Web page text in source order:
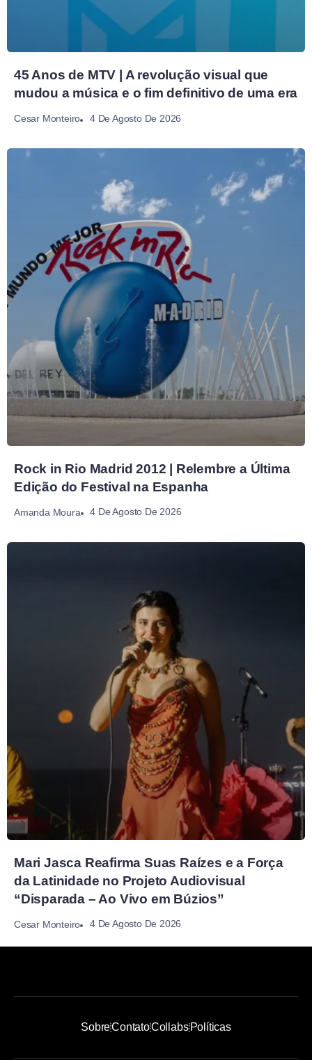
45 Anos de MTV | A revolução visual que
mudou a música e o fim definitivo de uma era
Cesar Monteiro 4 De Agosto De 2026
Rock in Rio Madrid 2012 | Relembre a Última
Edição do Festival na Espanha
Amanda Moura 4 De Agosto De 2026
Mari Jasca Reafirma Suas Raízes e a Força
da Latinidade no Projeto Audiovisual
“Disparada – Ao Vivo em Búzios”
Cesar Monteiro 4 De Agosto De 2026
SobreContatoCollabsPolíticas